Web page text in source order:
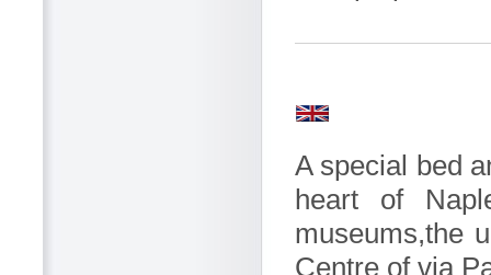
A special bed
heart of
museums,the
Centre of via